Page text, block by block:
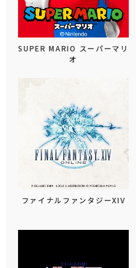
SUPER MARIO スーパーマリ
オ
ファイナルファンタジーXIV